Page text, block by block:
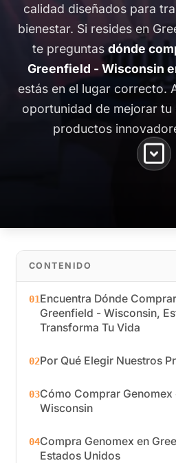
calidad diseñados para
bienestar. Si resides en
te preguntas dónde
Greenfield - Wisconsin
estás en el lugar correcto.
oportunidad de mejorar
productos
CONTENIDO
01Encuentra Dónde
Greenfield - Wisconsin,
Transforma Tu Vida
02Por Qué Elegir Nuestros
03Cómo Comprar Genomex
Wisconsin
04Compra Genomex en
Estados Unidos